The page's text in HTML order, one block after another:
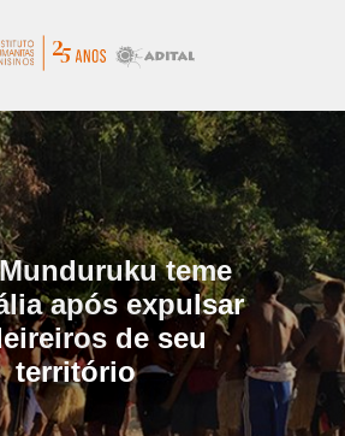
teme
após expulsar
de seu
território